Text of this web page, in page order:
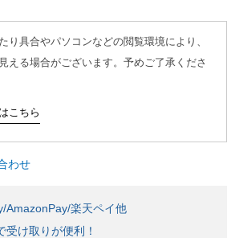
り具合やパソコンなどの閲覧環境により、
える場合がございます。予めご了承くださ
こちら
わせ
AmazonPay/楽天ペイ他
受け取りが便利！